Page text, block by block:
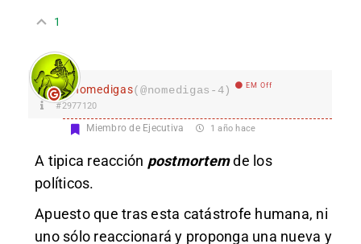
1
nomedigas(@nomedigas-4) EM Off
#2977120
Miembro de Ejecutiva 1 año hace
A tipica reacción postmortemde los
políticos.
Apuesto que tras esta catástrofe humana, ni
uno sólo reaccionará y proponga una nueva y